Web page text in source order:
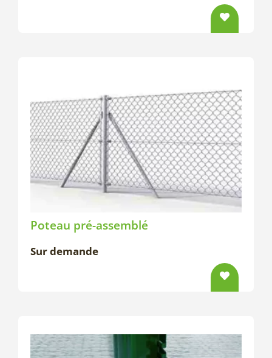
Poteau pré-assemblé
Sur demande